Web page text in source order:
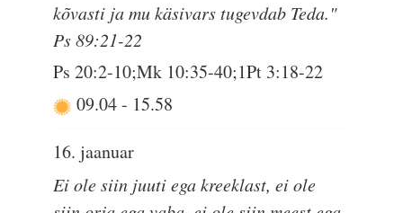
kõvasti ja mu käsivars tugevdab Teda."
Ps 89:21-22
Ps 20:2-10;Mk 10:35-40;1Pt 3:18-22
09.04- 15.58
16. jaanuar
Ei ole siin juuti ega kreeklast, ei ole